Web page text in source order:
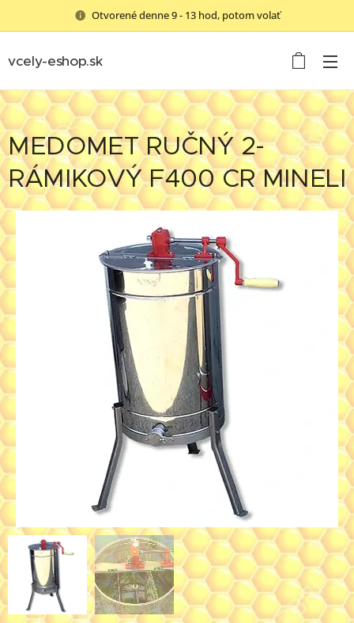
Otvorené denne 9 - 13 hod, potom volať
vcely-eshop.sk
MEDOMET RUČNÝ 2-
RÁMIKOVÝ F400 CR MINELI